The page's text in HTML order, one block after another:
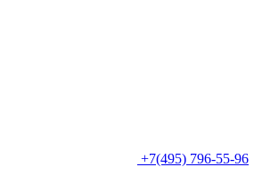
+7(495) 796-55-96